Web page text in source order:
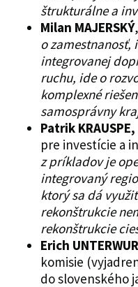
štrukturálne a
Milan MAJERSKÝ
o zamestnanosť,
integrovanej
ruchu, ide o
komplexné
samosprávny
Patrik KRAUSPE,
pre investície a
z príkladov je
integrovaný
ktorý sa dá
rekonštrukcie
rekonštrukcie
Erich
komisie
do slovenského